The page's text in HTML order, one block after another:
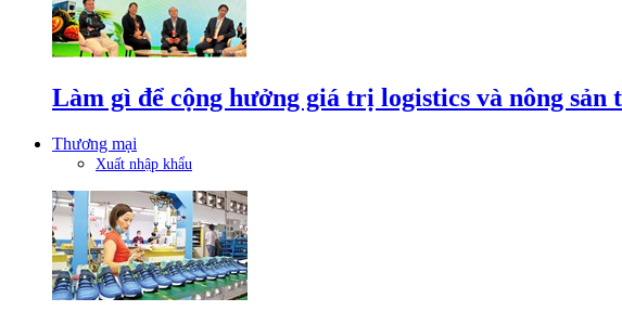
Làm gì để cộng hưởng giá trị logistics và nông sản
Thương mại
Xuất nhập khẩu